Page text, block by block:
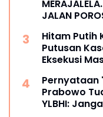
JALAN
Hitam Putih
Putusan
Eksekusi
Pernyataan
Prabowo
YLBHI: